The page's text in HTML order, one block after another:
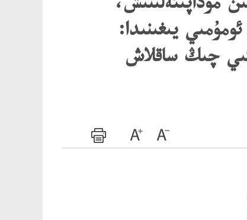
مۇداپىئەلىنىش،
يىغىنىدا:
چىڭ ساقلاش